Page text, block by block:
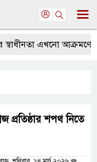
এখনো আক্রমণের
প্রতিষ্ঠার শপথ নিতে